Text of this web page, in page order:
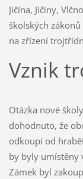
Jičína, Jičiny,
školských
na zřízení
Vznik
Otázka nové
dohodnuto, že
odkoupí od
by byly umístěny
Zámek byl